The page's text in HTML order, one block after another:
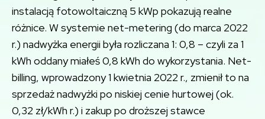
instalacją fotowoltaiczną 5 kWp pokazują realne
różnice. W systemie net-metering (do marca 2022
r.) nadwyżka energii była rozliczana 1: 0,8 – czyli za 1
kWh oddany miałeś 0,8 kWh do wykorzystania. Net-
billing, wprowadzony 1 kwietnia 2022 r., zmienił to na
sprzedaż nadwyżki po niskiej cenie hurtowej (ok.
0,32 zł/kWh r.) i zakup po droższej stawce